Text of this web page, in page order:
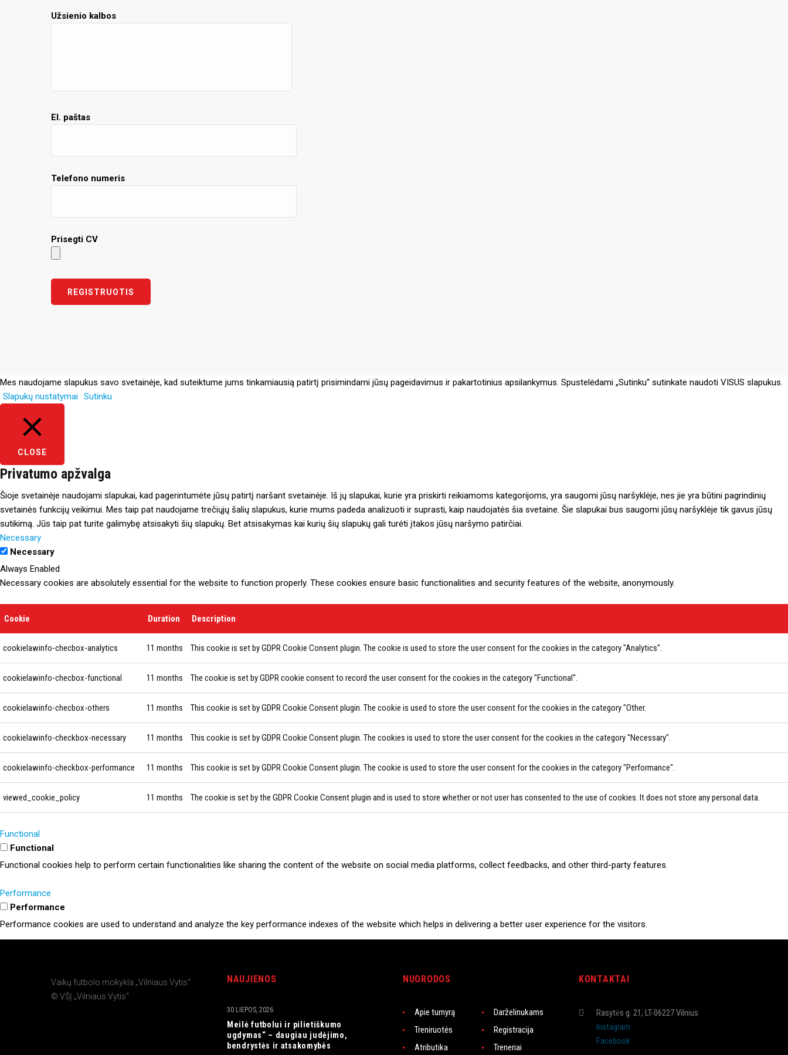
Užsienio kalbos
El. paštas
Telefono numeris
Prisegti CV
Vaikų futbolo mokykla „Vilniaus Vytis“
© VŠĮ „Vilniaus Vytis“
NAUJIENOS
Meilė futbolui ir pilietiškumo
ugdymas“ – daugiau judėjimo,
bendrystės ir atsakomybės
30 LIEPOS, 2026
NUORODOS
Apie turnyrą
Darželinukams
Treniruotės
Registracija
Atributika
Treneriai
KONTAKTAI
Rasytės g. 21, LT-06227 Vilnius
Instagram
Facebook
Mes naudojame slapukus savo svetainėje, kad suteiktume jums tinkamiausią patirtį prisimindami jūsų pageidavimus ir pakartotinius apsilankymus. Spustelėdami „Sutinku“ sutinkate naudoti VISUS slapukus.
Slapukų nustatymai Sutinku
CLOSE
Privatumo apžvalga
Šioje svetainėje naudojami slapukai, kad pagerintumėte jūsų patirtį naršant svetainėje. Iš jų slapukai, kurie yra priskirti reikiamoms kategorijoms, yra saugomi jūsų naršyklėje, nes jie yra būtini pagrindinių
svetainės funkcijų veikimui. Mes taip pat naudojame trečiųjų šalių slapukus, kurie mums padeda analizuoti ir suprasti, kaip naudojatės šia svetaine. Šie slapukai bus saugomi jūsų naršyklėje tik gavus jūsų
sutikimą. Jūs taip pat turite galimybę atsisakyti šių slapukų. Bet atsisakymas kai kurių šių slapukų gali turėti įtakos jūsų naršymo patirčiai.
Necessary
Necessary
Always Enabled
Necessary cookies are absolutely essential for the website to function properly. These cookies ensure basic functionalities and security features of the website, anonymously.
Cookie Duration Description
cookielawinfo-checbox-analytics 11 months This cookie is set by GDPR Cookie Consent plugin. The cookie is used to store the user consent for the cookies in the category "Analytics".
cookielawinfo-checbox-functional 11 months The cookie is set by GDPR cookie consent to record the user consent for the cookies in the category "Functional".
cookielawinfo-checbox-others 11 months This cookie is set by GDPR Cookie Consent plugin. The cookie is used to store the user consent for the cookies in the category "Other.
cookielawinfo-checkbox-necessary 11 months This cookie is set by GDPR Cookie Consent plugin. The cookies is used to store the user consent for the cookies in the category "Necessary".
cookielawinfo-checkbox-performance 11 months This cookie is set by GDPR Cookie Consent plugin. The cookie is used to store the user consent for the cookies in the category "Performance".
viewed_cookie_policy 11 months The cookie is set by the GDPR Cookie Consent plugin and is used to store whether or not user has consented to the use of cookies. It does not store any personal data.
Functional
Functional
Functional cookies help to perform certain functionalities like sharing the content of the website on social media platforms, collect feedbacks, and other third-party features.
Performance
Performance
Performance cookies are used to understand and analyze the key performance indexes of the website which helps in delivering a better user experience for the visitors.
Analytical cookies are used to understand how visitors interact with the website. These cookies help provide information on metrics the number of visitors, bounce rate, traffic source, etc.
Advertisement cookies are used to provide visitors with relevant ads and marketing campaigns. These cookies track visitors across websites and collect information to provide customized ads.